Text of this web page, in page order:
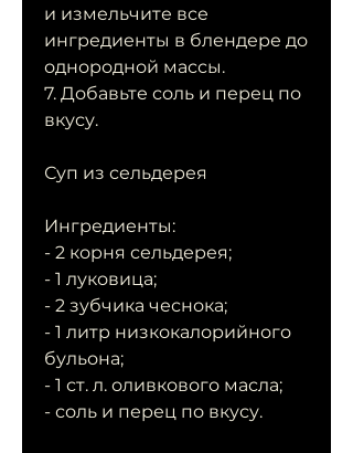
и измельчите все
ингредиенты в блендере до
однородной массы.
7. Добавьте соль и перец по
вкусу.
Суп из сельдерея
Ингредиенты:
- 2 корня сельдерея;
- 1 луковица;
- 2 зубчика чеснока;
- 1 литр низкокалорийного
бульона;
- 1 ст. л. оливкового масла;
- соль и перец по вкусу.